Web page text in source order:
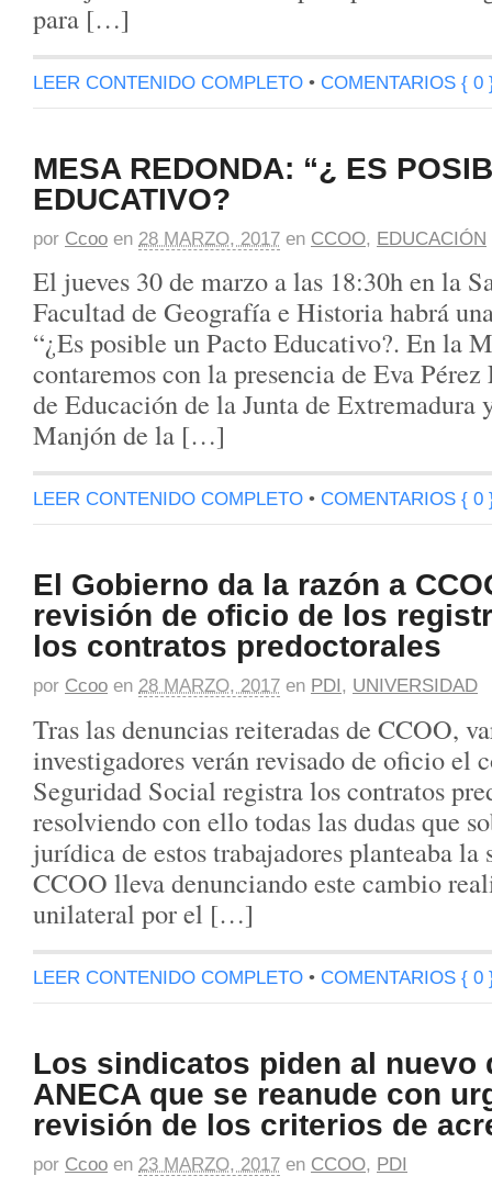
para […]
LEER CONTENIDO COMPLETO • COMENTARIOS { 0
MESA REDONDA: “¿ ES
EDUCATIVO?
por Ccoo en 28 MARZO, 2017 en CCOO, EDUCACIÓN
El jueves 30 de marzo a las 18:30h en la
Facultad de Geografía e Historia habrá
“¿Es posible un Pacto Educativo?. En la
contaremos con la presencia de Eva
de Educación de la Junta de
Manjón de la […]
LEER CONTENIDO COMPLETO • COMENTARIOS { 0
El Gobierno da la razón a
revisión de oficio de los
los contratos predoctorales
por Ccoo en 28 MARZO, 2017 en PDI , UNIVERSIDAD
Tras las denuncias reiteradas de CCOO,
investigadores verán revisado de oficio el
Seguridad Social registra los contratos
resolviendo con ello todas las dudas que
jurídica de estos trabajadores planteaba
CCOO lleva denunciando este cambio
unilateral por el […]
LEER CONTENIDO COMPLETO • COMENTARIOS { 0
Los sindicatos piden al nuevo
ANECA que se reanude con
revisión de los criterios de
por Ccoo en 23 MARZO, 2017 en CCOO, PDI